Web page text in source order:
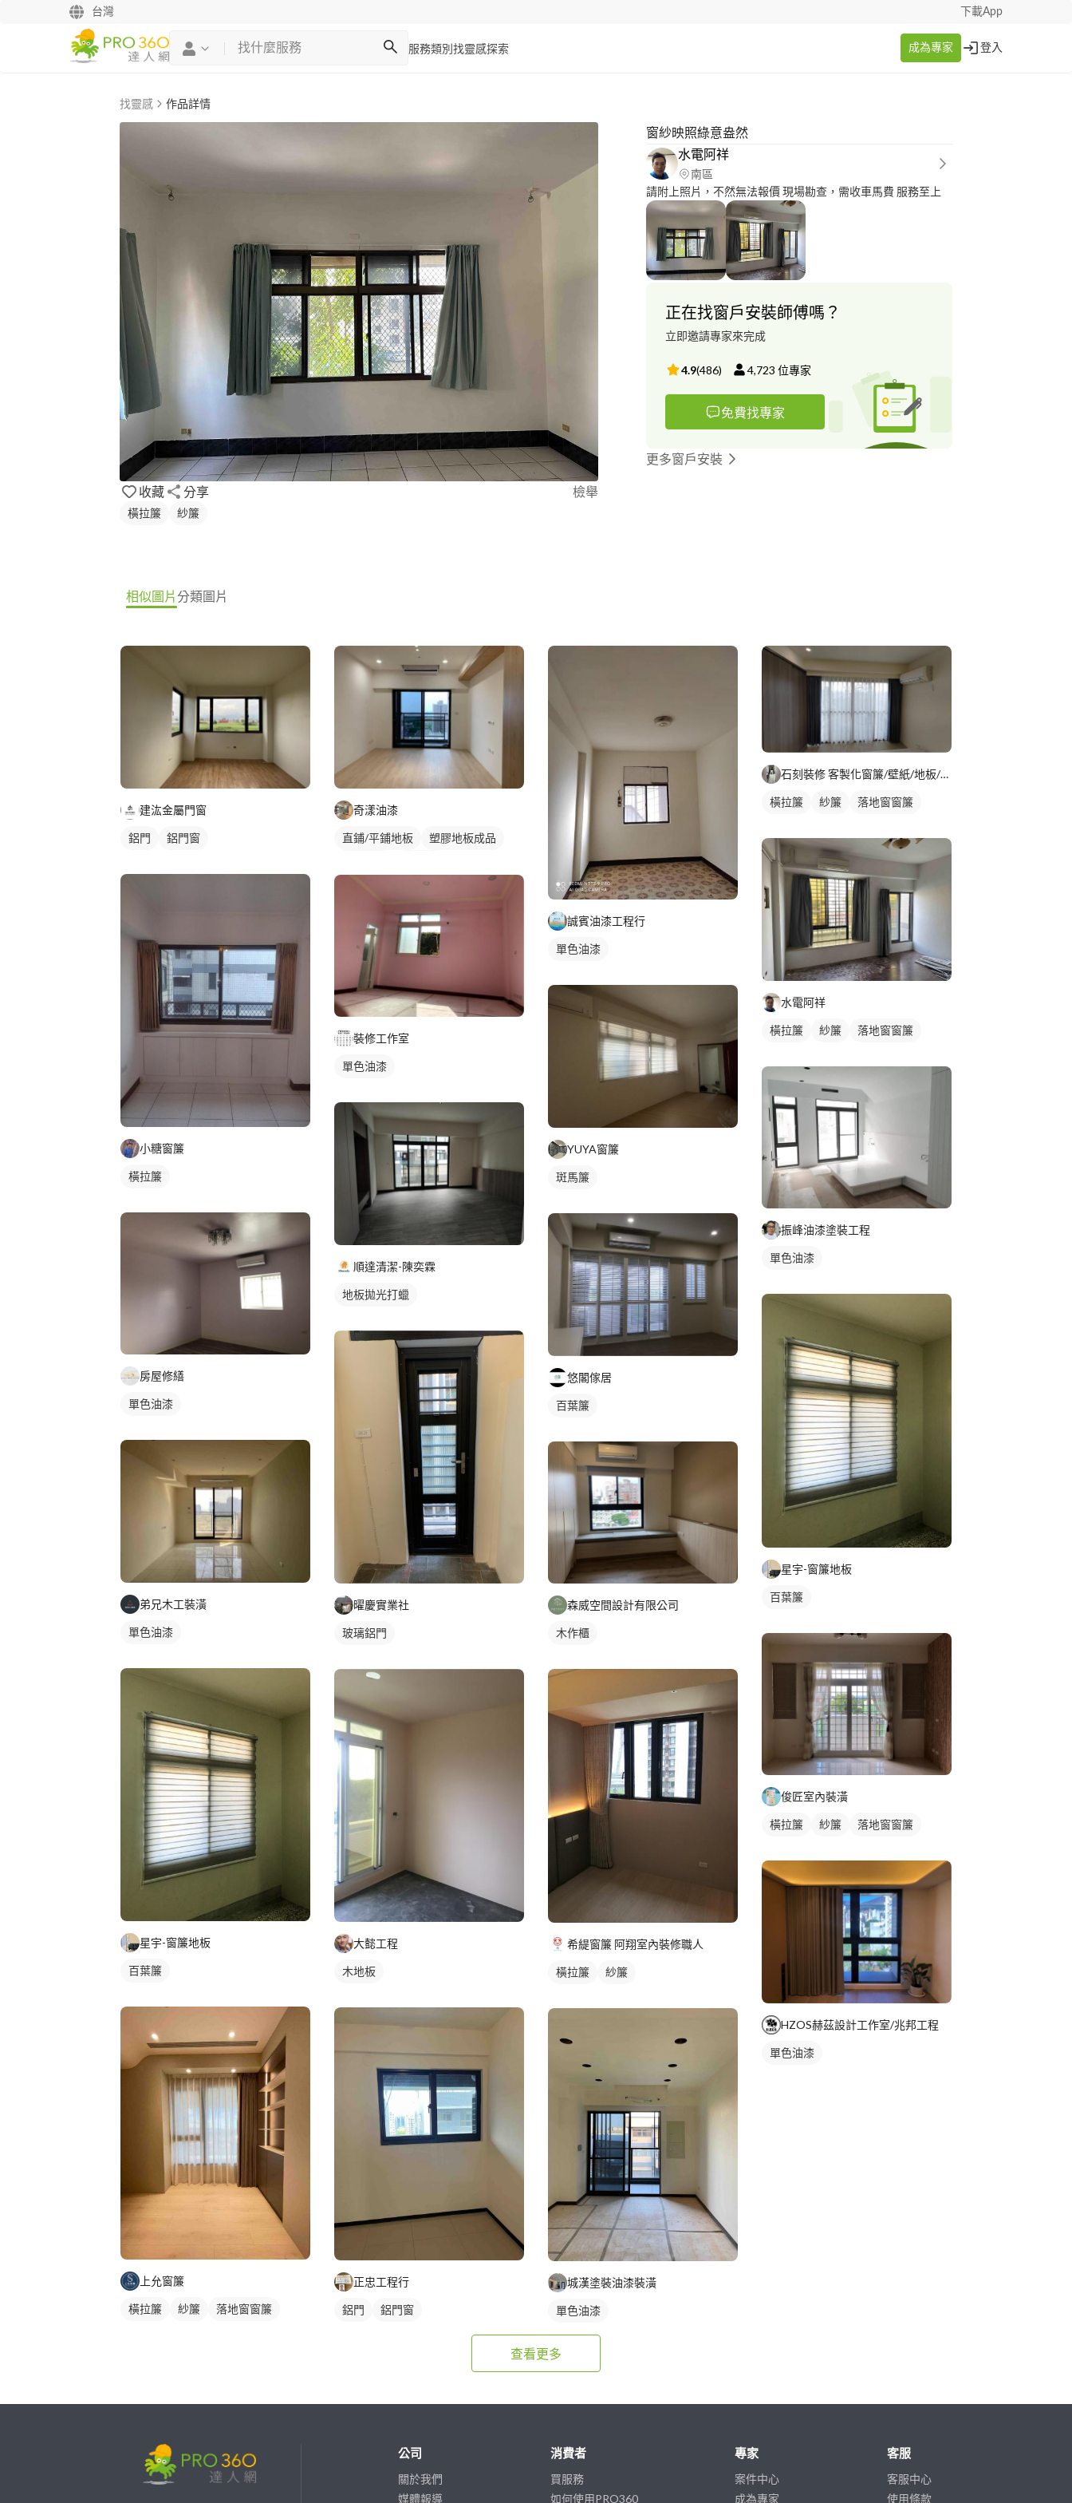
台灣 下載App
服務類別 找靈感探索 成為專家 登入
找靈感 作品詳情
收藏 分享 檢舉
橫拉簾 紗簾
窗紗映照綠意盎然
水電阿祥
南區
請附上照片，不然無法報價 現場勘查，需收車馬費 服務至上
正在找窗戶安裝師傅嗎？
立即邀請專家來完成
4.9(486) 4,723 位專家
免費找專家
更多窗戶安裝
相似圖片分類圖片
建汯金屬門窗
鋁門 鋁門窗
小糖窗簾
橫拉簾
房屋修繕
單色油漆
弟兄木工裝潢
單色油漆
星宇-窗簾地板
百葉簾
上允窗簾
橫拉簾 紗簾 落地窗窗簾
奇漾油漆
直鋪/平鋪地板
塑膠地板成品
裝修工作室
單色油漆
順達清潔-陳奕霖
地板拋光打蠟
曜慶實業社
玻璃鋁門
大懿工程
木地板
正忠工程行
鋁門 鋁門窗
誠賓油漆工程行
單色油漆
YUYA窗簾
斑馬簾
悠閣傢居
百葉簾
森威空間設計有限公司
木作櫃
希緹窗簾 阿翔室內裝修職人
橫拉簾 紗簾
城漢塗裝油漆裝潢
單色油漆
石刻裝修 客製化窗簾/壁紙/地板/系統櫃
橫拉簾 紗簾 落地窗窗簾
水電阿祥
橫拉簾 紗簾 落地窗窗簾
振峰油漆塗裝工程
單色油漆
星宇-窗簾地板
百葉簾
俊匠室內裝潢
橫拉簾 紗簾 落地窗窗簾
HZOS赫茲設計工作室/兆邦工程
單色油漆
查看更多
公司
關於我們
媒體報導
消費者
買服務
如何使用PRO360
專家
案件中心
成為專家
客服
客服中心
使用條款